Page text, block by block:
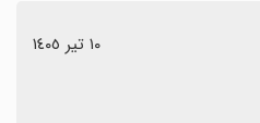
١٠ تیر ١٤٠٥